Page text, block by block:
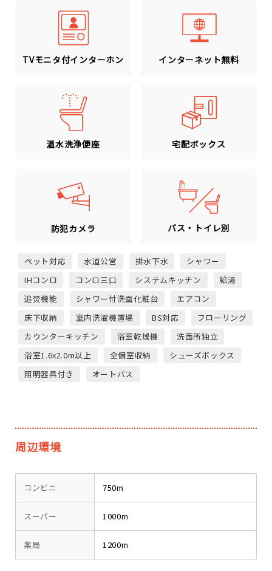
TVモニタ付インターホン インターネット無料
温水洗浄便座 宅配ボックス
防犯カメラ バス・トイレ別
ペット対応 水道公営 排水下水
シャワー
IHコンロ
コンロ三口 システムキッチン
給湯
追焚機能
シャワー付洗面化粧台
エアコン
床下収納
室内洗濯機置場 BS対応
フローリング
カウンターキッチン
浴室乾燥機
洗面所独立
浴室1.6x2.0m以上
全個室収納
シューズボックス
照明器具付き
オートバス
周辺環境
コンビニ 750m
スーパー 1000m
薬局 1200m